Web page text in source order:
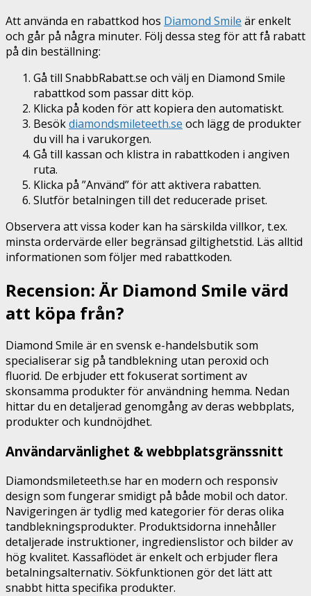
Att använda en rabattkod hos Diamond Smile är enkelt
och går på några minuter. Följ dessa steg för att få rabatt
på din beställning:
Gå till SnabbRabatt.se och välj en Diamond Smile
rabattkod som passar ditt köp.
Klicka på koden för att kopiera den automatiskt.
Besökdiamondsmileteeth.se och lägg de produkter
du vill ha i varukorgen.
Gå till kassan och klistra in rabattkoden i angiven
ruta.
Klicka på ”Använd” för att aktivera rabatten.
Slutför betalningen till det reducerade priset.
Observera att vissa koder kan ha särskilda villkor, t.ex.
minsta ordervärde eller begränsad giltighetstid. Läs alltid
informationen som följer med rabattkoden.
Recension: Är Diamond Smile värd
att köpa från?
Diamond Smile är en svensk e-handelsbutik som
specialiserar sig på tandblekning utan peroxid och
fluorid. De erbjuder ett fokuserat sortiment av
skonsamma produkter för användning hemma. Nedan
hittar du en detaljerad genomgång av deras webbplats,
produkter och kundnöjdhet.
Användarvänlighet & webbplatsgränssnitt
Diamondsmileteeth.se har en modern och responsiv
design som fungerar smidigt på både mobil och dator.
Navigeringen är tydlig med kategorier för deras olika
tandblekningsprodukter. Produktsidorna innehåller
detaljerade instruktioner, ingredienslistor och bilder av
hög kvalitet. Kassaflödet är enkelt och erbjuder flera
betalningsalternativ. Sökfunktionen gör det lätt att
snabbt hitta specifika produkter.